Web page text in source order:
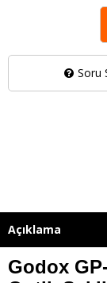
Soru
Açıklama
Godox